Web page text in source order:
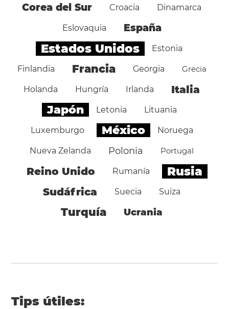
Corea del Sur Croacia Dinamarca
Eslovaquia España
Estados Unidos Estonia
Finlandia Francia Georgia Grecia
Holanda Hungría Irlanda Italia
Japón Letonia Lituania
Luxemburgo México Noruega
Nueva Zelanda Polonia Portugal
Reino Unido Rumanía Rusia
Sudáfrica Suecia Suiza
Turquía Ucrania
Tips útiles: